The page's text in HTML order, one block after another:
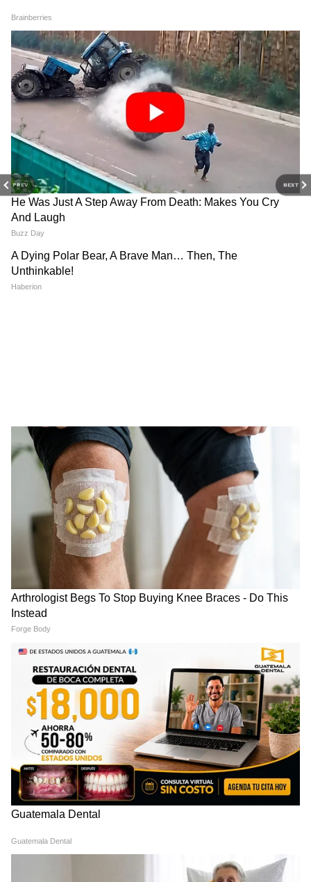
PREV NEXT
RECOMMENDED STORIES
नाबालिग से रेप-गर्भपात मामला:
डॉक्टर को राहत नहीं, HC ने खारिज
असम बाढ़: CM हिमंत और केंद्रीय
फैसला, समाज के हर वर्ग को मिला
न्याय: रविंदर रैना
को कनाडा में मिलेगी रिसर्च इंटर्नशिप
LATEST VIDEOS
Bombay High Court On E20: Nitin
Gadkari को बॉम्बे हाईकोर्ट से बड़ी राहत,
Meta, Google को दिया आदेश
रांची प्रोटेस्ट में अब अड़ गए छात्र, बजी तालियां
और छात्रों का जोश दिखा हाई